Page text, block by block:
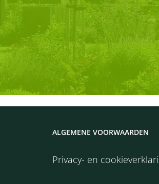
ALGEMENE VOORWAARDEN
Privacy- en